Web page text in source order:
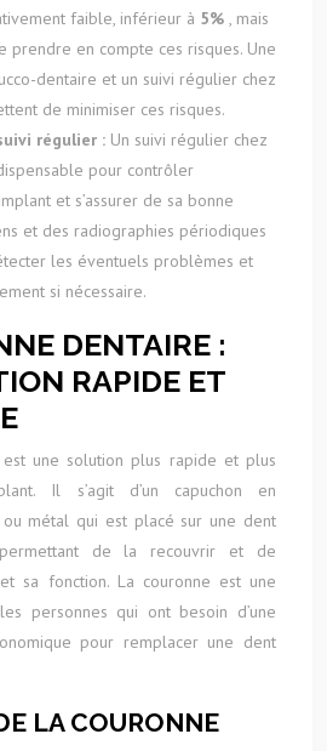
faible, inférieur à 5% , mais
prendre en compte ces risques. Une
dentaire et un suivi régulier chez
de minimiser ces risques.
régulier : Un suivi régulier chez
pour contrôler
et s’assurer de sa bonne
et des radiographies périodiques
les éventuels problèmes et
si nécessaire.
DENTAIRE :
RAPIDE ET
une solution plus rapide et plus
Il s’agit d’un capuchon en
ou métal qui est placé sur une dent
de la recouvrir et de
sa fonction. La couronne est une
personnes qui ont besoin d’une
pour remplacer une dent
LA COURONNE